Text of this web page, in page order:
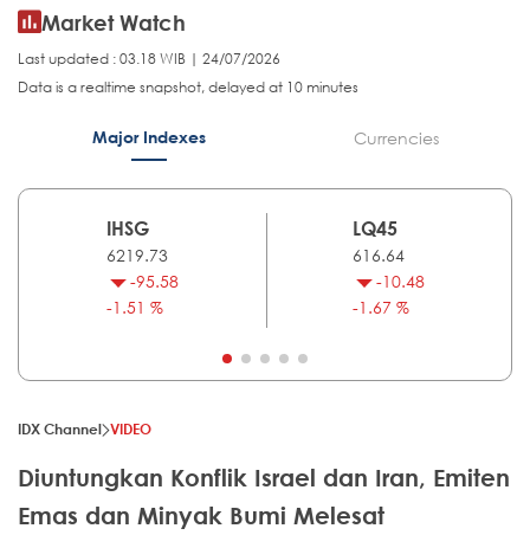
Market Watch
Last updated : 03.18 WIB | 24/07/2026
Data is a realtime snapshot, delayed at 10 minutes
Major Indexes Currencies
IHSG
6219.73
-95.58
-1.51 %
LQ45
616.64
-10.48
-1.67 %
IDX Channel VIDEO
Diuntungkan Konflik Israel dan Iran, Emiten
Emas dan Minyak Bumi Melesat